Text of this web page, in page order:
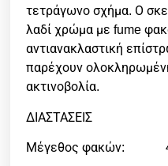
τετράγωνο σχήμα. Ο
λαδί χρώμα με fume
αντιανακλαστική
παρέχουν
ακτινοβολία.
ΔΙΑΣΤΑΣΕΙΣ
Μέγεθος φακών: